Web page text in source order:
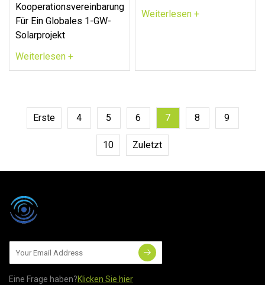
Kooperationsvereinbarung
Für Ein Globales 1-GW-
Solarprojekt
Weiterlesen +
Weiterlesen +
Erste 4 5 6 7 8 9
10 Zuletzt
Eine Frage haben?Klicken Sie hier